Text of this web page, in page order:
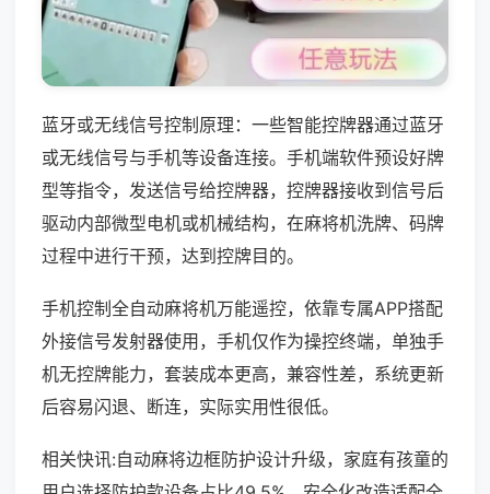
蓝牙或无线信号控制原理：一些智能控牌器通过蓝牙
或无线信号与手机等设备连接。手机端软件预设好牌
型等指令，发送信号给控牌器，控牌器接收到信号后
驱动内部微型电机或机械结构，在麻将机洗牌、码牌
过程中进行干预，达到控牌目的。
手机控制全自动麻将机万能遥控，依靠专属APP搭配
外接信号发射器使用，手机仅作为操控终端，单独手
机无控牌能力，套装成本更高，兼容性差，系统更新
后容易闪退、断连，实际实用性很低。
相关快讯:自动麻将边框防护设计升级，家庭有孩童的